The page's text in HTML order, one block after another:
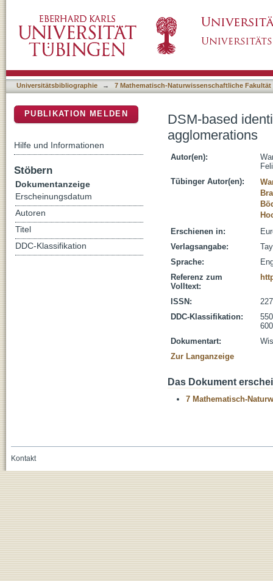
Universitätsbibliographie → 7 Mathematisch-Naturwissenschaftliche Fakultät
DSM-based
agglomerations
Autor(en):
Tübinger Autor(en):
Erschienen in:
Verlagsangabe:
Sprache:
Referenz zum
Volltext:
ISSN:
DDC-Klassifikation:
Dokumentart:
Zur Langanzeige
Das Dokument
7 Mathematisch-
PUBLIKATION MELDEN
Hilfe und Informationen
Stöbern
Dokumentanzeige
Erscheinungsdatum
Autoren
Titel
DDC-Klassifikation
Kontakt